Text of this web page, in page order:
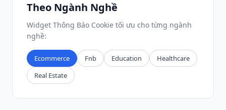
Theo Ngành Nghề
Widget Thông Báo Cookie tối ưu cho từng ngành
nghề:
Ecommerce Fnb Education
Healthcare
Real Estate